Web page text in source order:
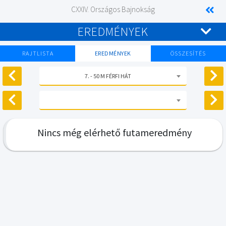
CXXIV. Országos Bajnokság
EREDMÉNYEK
RAJTLISTA EREDMÉNYEK ÖSSZESÍTÉS
7. - 50 M FÉRFI HÁT
Nincs még elérhető futameredmény